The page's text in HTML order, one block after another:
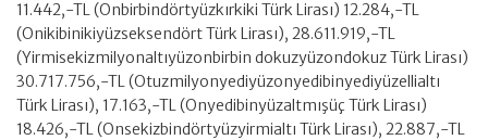
11.442,-TL (Onbirbindörtyüzkırkiki Türk Lirası) 12.284,-TL
(Onikibinikiyüzseksendört Türk Lirası), 28.611.919,-TL
(Yirmisekizmilyonaltıyüzonbirbin dokuzyüzondokuz Türk Lirası)
30.717.756,-TL (Otuzmilyonyediyüzonyedibinyediyüzellialtı
Türk Lirası), 17.163,-TL (Onyedibinyüzaltmışüç Türk Lirası)
18.426,-TL (Onsekizbindörtyüzyirmialtı Türk Lirası), 22.887,-TL